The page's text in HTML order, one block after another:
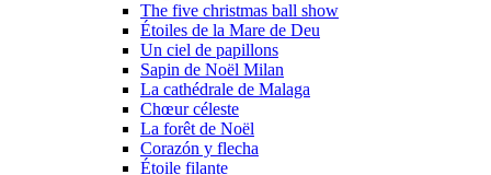
The five christmas ball show
Étoiles de la Mare de Deu
Un ciel de papillons
Sapin de Noël Milan
La cathédrale de Malaga
Chœur céleste
La forêt de Noël
Corazón y flecha
Étoile filante